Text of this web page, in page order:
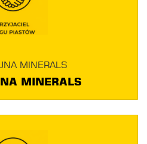
MINERALS
MINERALS